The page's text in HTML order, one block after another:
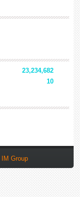
23,234,682
10
IM Group